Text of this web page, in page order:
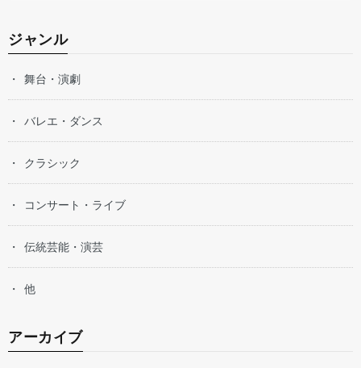
ジャンル
舞台・演劇
バレエ・ダンス
クラシック
コンサート・ライブ
伝統芸能・演芸
他
アーカイブ